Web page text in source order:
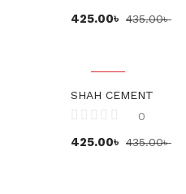
425.00৳ 435.00৳
SHAH CEMENT
0
425.00৳ 435.00৳